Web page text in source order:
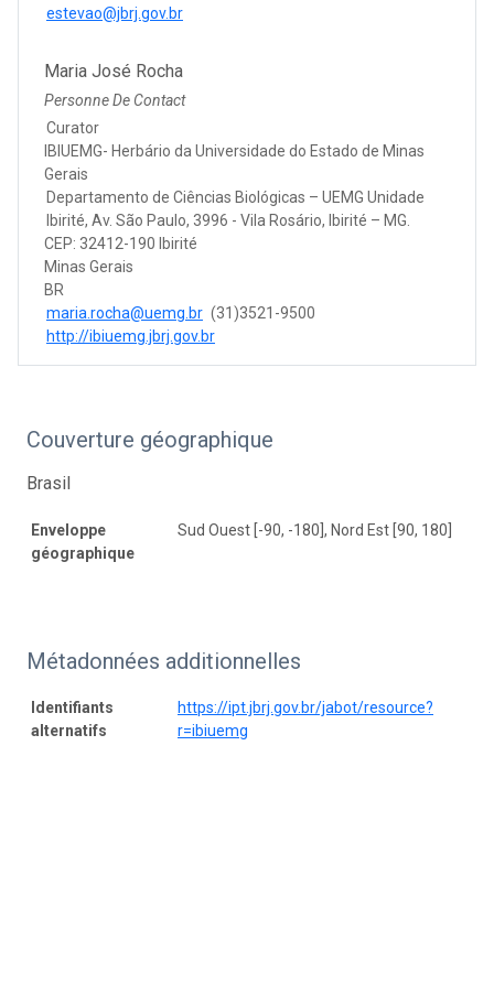
estevao@jbrj.gov.br
Maria José Rocha
Personne De Contact
Curator
IBIUEMG- Herbário da Universidade do Estado de Minas
Gerais
Departamento de Ciências Biológicas – UEMG Unidade
Ibirité, Av. São Paulo, 3996 - Vila Rosário, Ibirité – MG.
CEP: 32412-190 Ibirité
Minas Gerais
BR
maria.rocha@uemg.br (31)3521-9500
http://ibiuemg.jbrj.gov.br
Couverture géographique
Brasil
Enveloppe
géographique
Sud Ouest [-90, -180], Nord Est [90, 180]
Métadonnées additionnelles
Identifiants
alternatifs
https://ipt.jbrj.gov.br/jabot/resource?
r=ibiuemg